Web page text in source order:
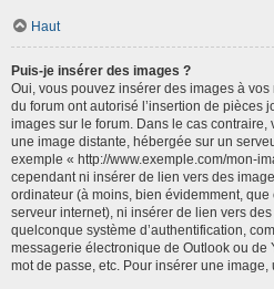
Haut
Puis-je insérer des images ?
Oui, vous pouvez insérer des images à
du forum ont autorisé l’insertion de pièces
images sur le forum. Dans le cas
une image distante, hébergée sur un
exemple « http://www.exemple.com/mon-
cependant ni insérer de lien vers des
ordinateur (à moins, bien évidemment,
serveur internet), ni insérer de lien vers
quelconque système d’authentification,
messagerie électronique de Outlook ou de
mot de passe, etc. Pour insérer une image,